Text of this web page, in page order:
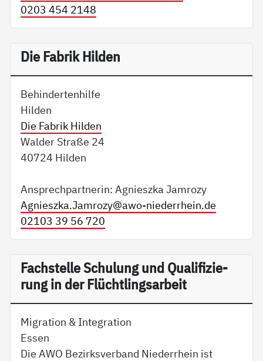
0203 454 2148
Die Fabrik Hilden
Behindertenhilfe
Hilden
Die Fabrik Hilden
Walder Straße 24
40724 Hilden
Ansprechpartnerin: Agnieszka Jamrozy
Agnieszka.Jamrozy@awo-niederrhein.de
02103 39 56 720
Fach­s­tel­le Schu­lung und Qua­li­fi­zie­
rung in der Flücht­lings­ar­beit
Migration & Integration
Essen
Die AWO Bezirksverband Niederrhein ist